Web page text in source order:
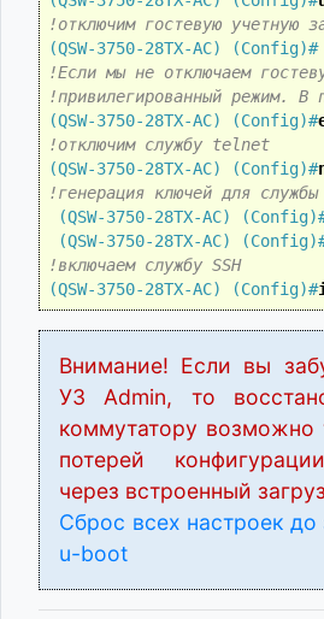
!отключим гостевую учетную
(QSW-3750-28TX-AC) (Config)#
!Если мы не отключаем
!привилегированный режим. В
(QSW-3750-28TX-AC) (Config)#
!отключим службу telnet
(QSW-3750-28TX-AC) (Config)#
!генерация ключей для службы
(QSW-3750-28TX-AC)
(QSW-3750-28TX-AC)
!включаем службу SSH
(QSW-3750-28TX-AC) (Config)#
Внимание! Если вы
УЗ Admin, то
коммутатору возможно
потерей
через встроенный
Сброс всех настроек до
u-boot